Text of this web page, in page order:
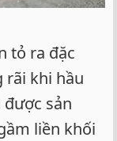
tỏ ra đặc
rãi khi hầu
sản
liền khối